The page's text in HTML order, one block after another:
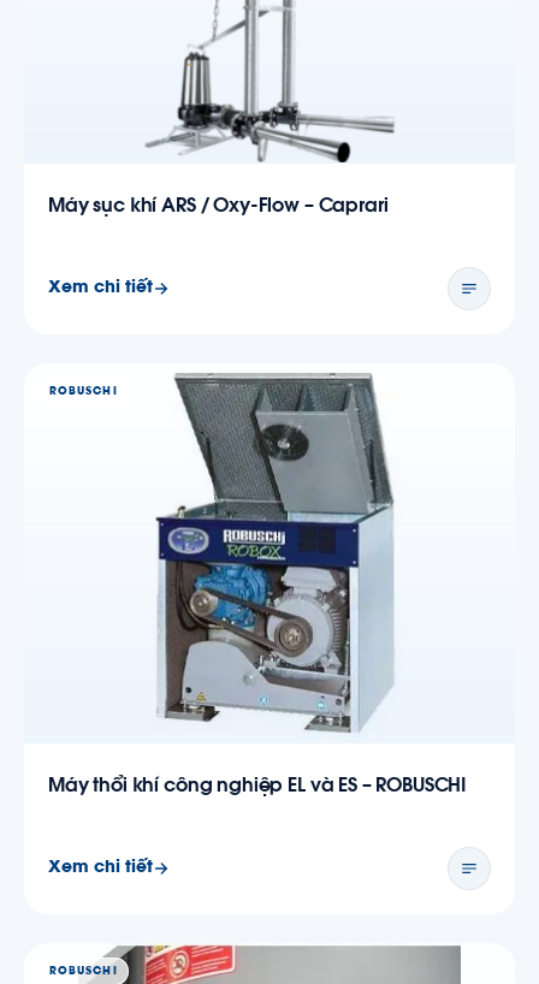
Máy sục khí ARS / Oxy-Flow – Caprari
Xem chi tiết
ROBUSCHI
Máy thổi khí công nghiệp EL và ES – ROBUSCHI
Xem chi tiết
ROBUSCHI